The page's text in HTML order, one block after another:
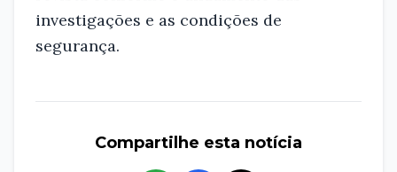
investigações e as condições de
segurança.
Compartilhe esta notícia